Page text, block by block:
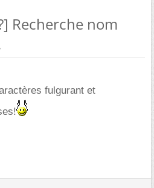
Recherche nom
fulgurant et